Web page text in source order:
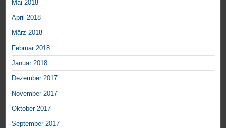
Mai 2018
April 2018
März 2018
Februar 2018
Januar 2018
Dezember 2017
November 2017
Oktober 2017
September 2017